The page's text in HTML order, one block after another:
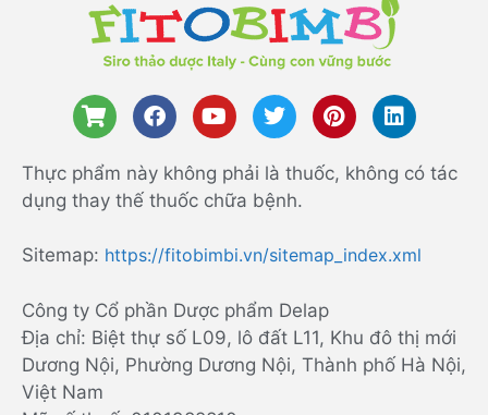
Thực phẩm này không phải là thuốc, không có tác
dụng thay thế thuốc chữa bệnh.
Sitemap: https://fitobimbi.vn/sitemap_index.xml
Công ty Cổ phần Dược phẩm Delap
Địa chỉ: Biệt thự số L09, lô đất L11, Khu đô thị mới
Dương Nội, Phường Dương Nội, Thành phố Hà Nội,
Việt Nam